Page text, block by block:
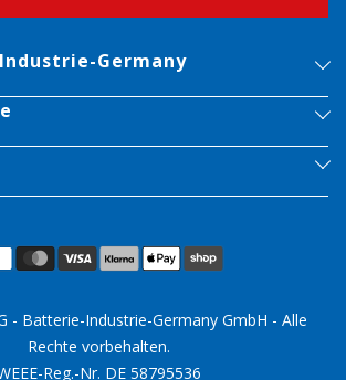
Germany
- Batterie-Industrie-Germany GmbH - Alle
Rechte vorbehalten.
Reg.-Nr. DE 58795536